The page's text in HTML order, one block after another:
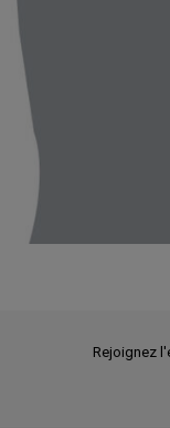
Rejoignez